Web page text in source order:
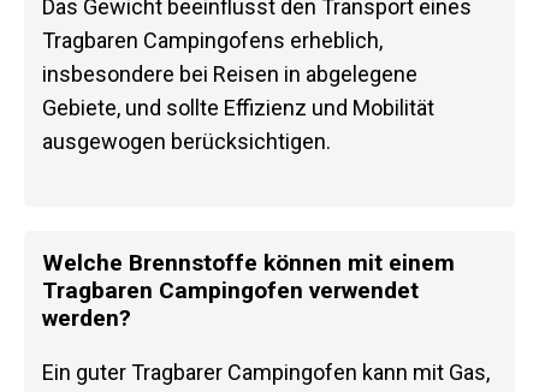
Das Gewicht beeinflusst den Transport eines
Tragbaren Campingofens erheblich,
insbesondere bei Reisen in abgelegene
Gebiete, und sollte Effizienz und Mobilität
ausgewogen berücksichtigen.
Welche Brennstoffe können mit einem
Tragbaren Campingofen verwendet
werden?
Ein guter Tragbarer Campingofen kann mit Gas,